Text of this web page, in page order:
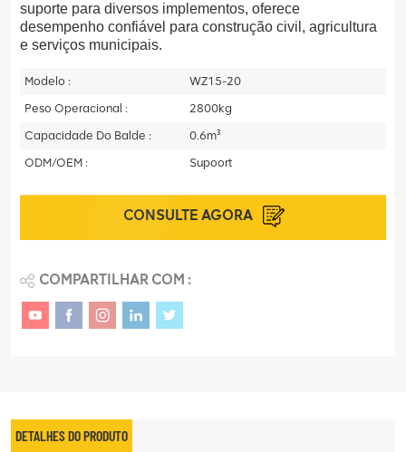
suporte para diversos implementos, oferece
desempenho confiável para construção civil, agricultura
e serviços municipais.
Modelo :
WZ15-20
Peso Operacional :
2800kg
Capacidade Do Balde :
0.6m³
ODM/OEM :
Supoort
CONSULTE AGORA
COMPARTILHAR COM :
DETALHES DO PRODUTO